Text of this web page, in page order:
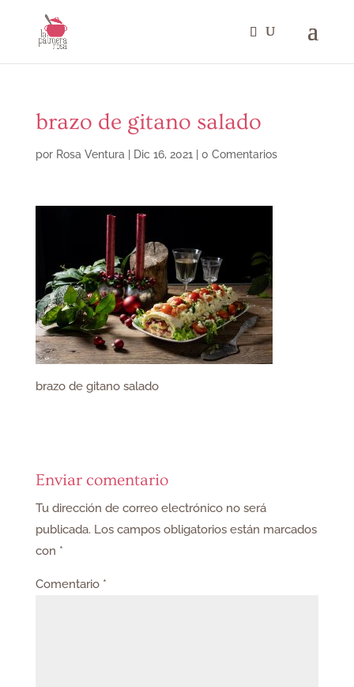
brazo de gitano salado
por Rosa Ventura Dic 16, 2021 0 Comentarios
brazo de gitano salado
Enviar comentario
Tu dirección de correo electrónico no será
publicada. Los campos obligatorios están marcados
con *
Comentario *